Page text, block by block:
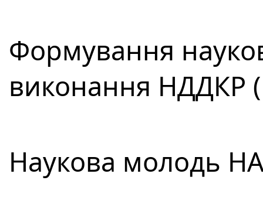
Формування
виконання НДДКР
Наукова молодь